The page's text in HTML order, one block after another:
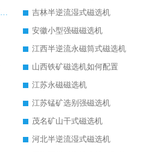
贵州矿山用干选磁选机怎样调磁
吉林半逆流湿式磁选机
安徽小型强磁磁选机
江西半逆流永磁筒式磁选机
山西铁矿磁选机如何配置
江苏永磁磁选机
江苏锰矿选别强磁选机
茂名矿山干式磁选机
河北半逆流湿式磁选机